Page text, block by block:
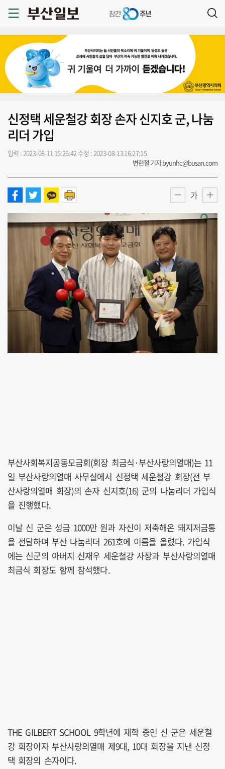
신정택 세운철강 회장 손자 신지호 군, 나눔
리더 가입
입력 : 2023-08-11 15:26:42 수정 : 2023-08-13 16:27:15
변현철 기자 byunhc@busan.com
가
부산사회복지공동모금회(회장 최금식·부산사랑의열매)는 11
일 부산사랑의열매 사무실에서 신정택 세운철강 회장(전 부
산사랑의열매 회장)의 손자 신지호(16) 군의 나눔리더 가입식
을 진행했다.
이날 신 군은 성금 1000만 원과 자신이 저축해온 돼지저금통
을 전달하며 부산 나눔리더 261호에 이름을 올렸다. 가입식
에는 신군의 아버지 신재우 세운철강 사장과 부산사랑의열매
최금식 회장도 함께 참석했다.
THE GILBERT SCHOOL 9학년에 재학 중인 신 군은 세운철
강 회장이자 부산사랑의열매 제9대, 10대 회장을 지낸 신정
택 회장의 손자이다.